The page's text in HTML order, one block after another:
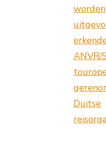
worden
ANVR/
Duitse